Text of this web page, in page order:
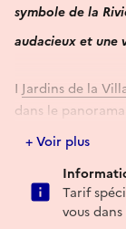
symbole de la
audacieux et une
I Jardins de la
dans le
carrés qui se
la colline
comme
Villa della
un lieu de
+ Voir plus
Tarif
vous